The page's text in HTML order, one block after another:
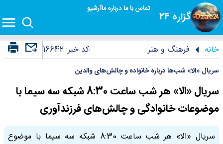
گزاره ۲۴
تماس با مادرباره ماآرشیو
خانه فرهنگ و هنر کد خبر:16642
سریال «الا» شب‌ها درباره خانواده و چالش‌های والدین
سریال «الا» هر شب ساعت 8:30 شبکه سه سیما با
موضوعات خانوادگی و چالش‌های فرزندآوری
سریال «الا» هر شب ساعت 8:30 شبکه سه سیما با موضوع